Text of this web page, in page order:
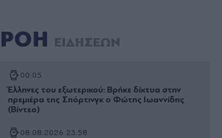
ΡΟΗ ΕΙΔΗΣΕΩΝ
00:05
Έλληνες του εξωτερικού: Βρήκε δίχτυα στην
πρεμιέρα της Σπόρτινγκ ο Φώτης Ιωαννίδης
(Βίντεο)
08.08.2026 23:58